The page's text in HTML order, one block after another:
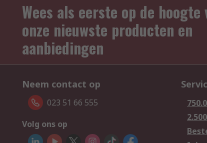
Wees als eerste op de hoogte
onze nieuwste producten en
aanbiedingen
Neem contact op
023 51 66 555
Volg ons op